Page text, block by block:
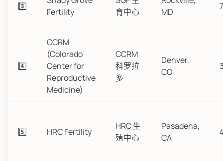
3️⃣
Fertility
育中心
MD
4️⃣
CCRM
(Colorado
Center for
Reproductive
Medicine)
CCRM
科罗拉
多
Denver,
CO
5️⃣ HRC Fertility
HRC 生
殖中心
Pasadena,
CA